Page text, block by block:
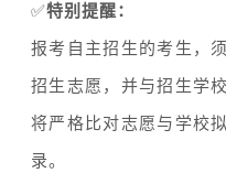
✅️特别提醒：
报考自主招生的考生，
招生志愿，并与招生学
将严格比对志愿与学校
录。